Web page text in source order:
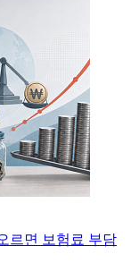
르면 보험료 부담